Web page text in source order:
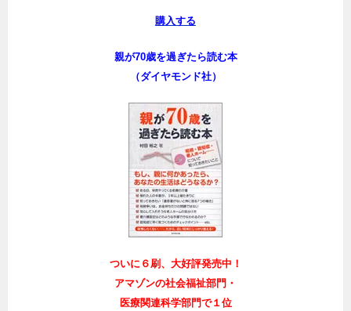
購入する
親が70歳を過ぎたら読む本
（ダイヤモンド社）
ついに６刷、大好評発売中！
アマゾンの社会福祉部門・
医療関連科学部門で１位